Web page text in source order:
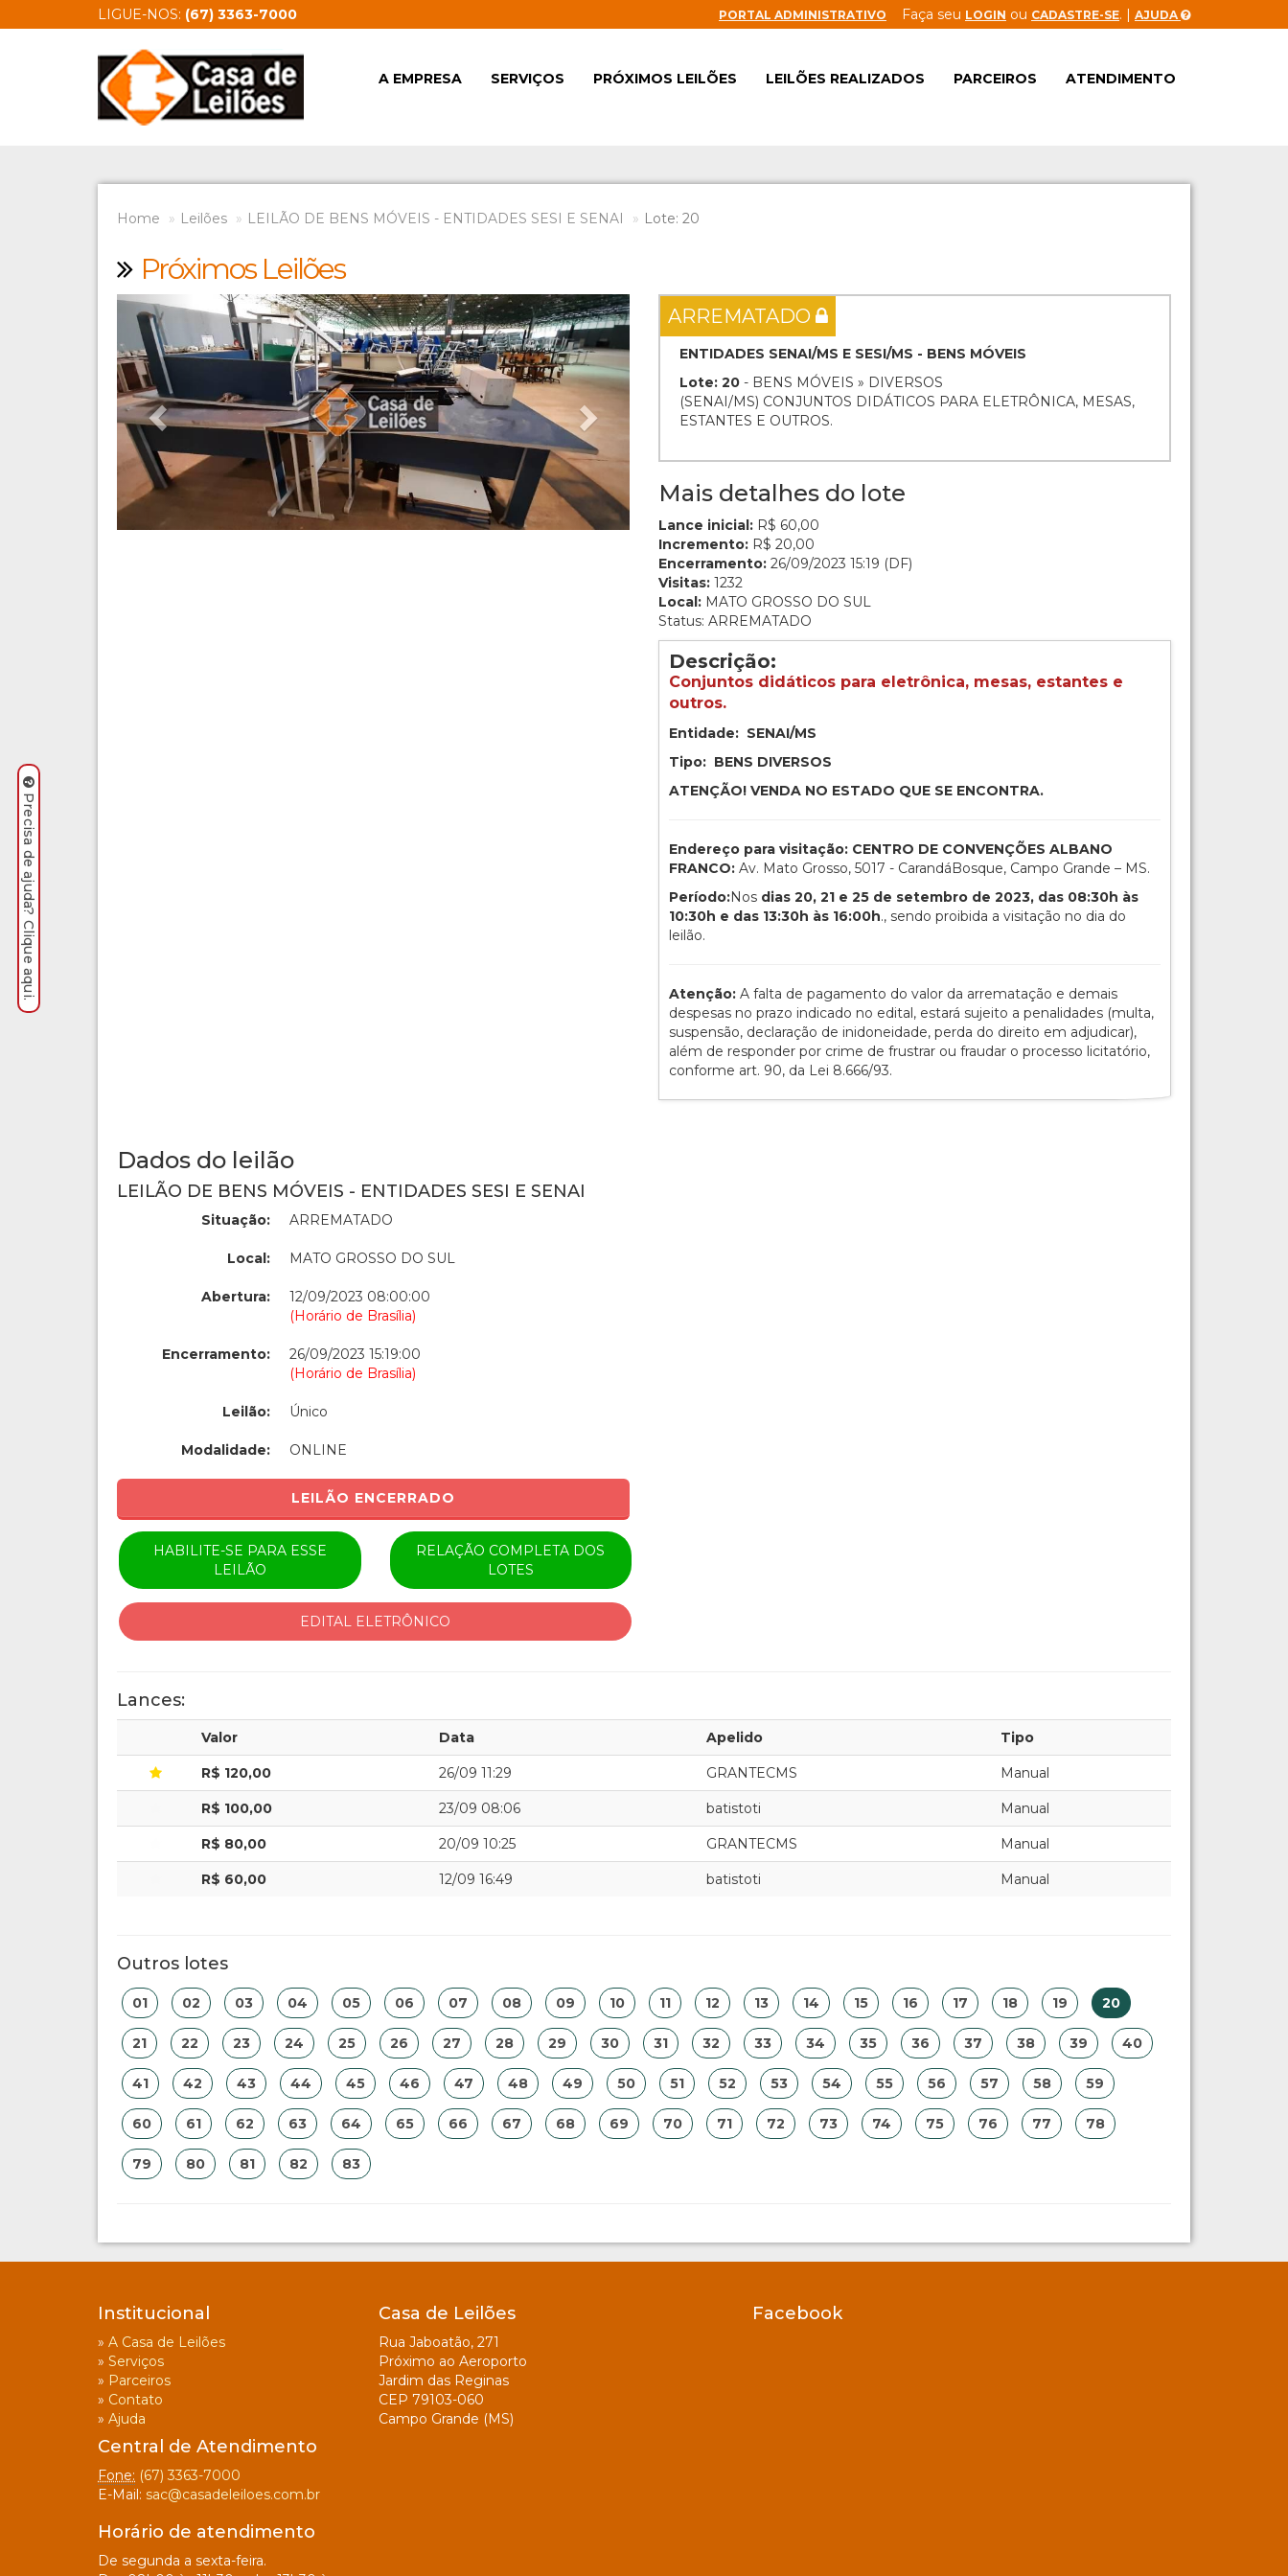
LIGUE-NOS: (67) 3363-7000 PORTAL ADMINISTRATIVO Faça seu LOGIN ou CADASTRE-SE. | AJUDA
A EMPRESA SERVIÇOS PRÓXIMOS LEILÕES LEILÕES REALIZADOS PARCEIROS ATENDIMENTO
Home Leilões LEILÃO DE BENS MÓVEIS - ENTIDADES SESI E SENAI Lote: 20
Próximos Leilões
Previous Next ARREMATADO
ENTIDADES SENAI/MS E SESI/MS - BENS MÓVEIS
Lote: 20 - BENS MÓVEIS » DIVERSOS
(SENAI/MS) CONJUNTOS DIDÁTICOS PARA ELETRÔNICA, MESAS,
ESTANTES E OUTROS.
Mais detalhes do lote
Lance inicial: R$ 60,00
Incremento: R$ 20,00
Encerramento: 26/09/2023 15:19 (DF)
Visitas: 1232
Local: MATO GROSSO DO SUL
Status: ARREMATADO
Descrição:
Conjuntos didáticos para eletrônica, mesas, estantes e
outros.
Entidade: SENAI/MS
Tipo: BENS DIVERSOS
ATENÇÃO! VENDA NO ESTADO QUE SE ENCONTRA.
Endereço para visitação: CENTRO DE CONVENÇÕES ALBANO
FRANCO: Av. Mato Grosso, 5017 - CarandáBosque, Campo Grande – MS.
Período:Nos dias 20, 21 e 25 de setembro de 2023, das 08:30h às
10:30h e das 13:30h às 16:00h., sendo proibida a visitação no dia do
leilão.
Atenção: A falta de pagamento do valor da arrematação e demais
despesas no prazo indicado no edital, estará sujeito a penalidades (multa,
suspensão, declaração de inidoneidade, perda do direito em adjudicar),
além de responder por crime de frustrar ou fraudar o processo licitatório,
conforme art. 90, da Lei 8.666/93.
Dados do leilão
LEILÃO DE BENS MÓVEIS - ENTIDADES SESI E SENAI
Situação: ARREMATADO
Local: MATO GROSSO DO SUL
Abertura:
12/09/2023 08:00:00
(Horário de Brasília)
Encerramento:
26/09/2023 15:19:00
(Horário de Brasília)
Leilão: Único
Modalidade: ONLINE
LEILÃO ENCERRADO
HABILITE-SE PARA ESSE
LEILÃO
RELAÇÃO COMPLETA DOS
LOTES
EDITAL ELETRÔNICO
Lances:
Valor Data Apelido Tipo
R$ 120,00 26/09 11:29 GRANTECMS Manual
R$ 100,00 23/09 08:06 batistoti Manual
R$ 80,00 20/09 10:25 GRANTECMS Manual
R$ 60,00 12/09 16:49 batistoti Manual
Outros lotes
01 02 03 04 05 06 07 08 09 10 11 12 13 14 15 16 17 18 19 20
21 22 23 24 25 26 27 28 29 30 31 32 33 34 35 36 37 38 39 40
41 42 43 44 45 46 47 48 49 50 51 52 53 54 55 56 57 58 59
60 61 62 63 64 65 66 67 68 69 70 71 72 73 74 75 76 77 78
79 80 81 82 83
Institucional
» A Casa de Leilões
» Serviços
» Parceiros
» Contato
» Ajuda
Central de Atendimento
Fone: (67) 3363-7000
E-Mail: sac@casadeleiloes.com.br
Horário de atendimento
De segunda a sexta-feira.
Casa de Leilões
Rua Jaboatão, 271
Próximo ao Aeroporto
Jardim das Reginas
CEP 79103-060
Campo Grande (MS)
Facebook
Precisa de ajuda? Clique aqui.